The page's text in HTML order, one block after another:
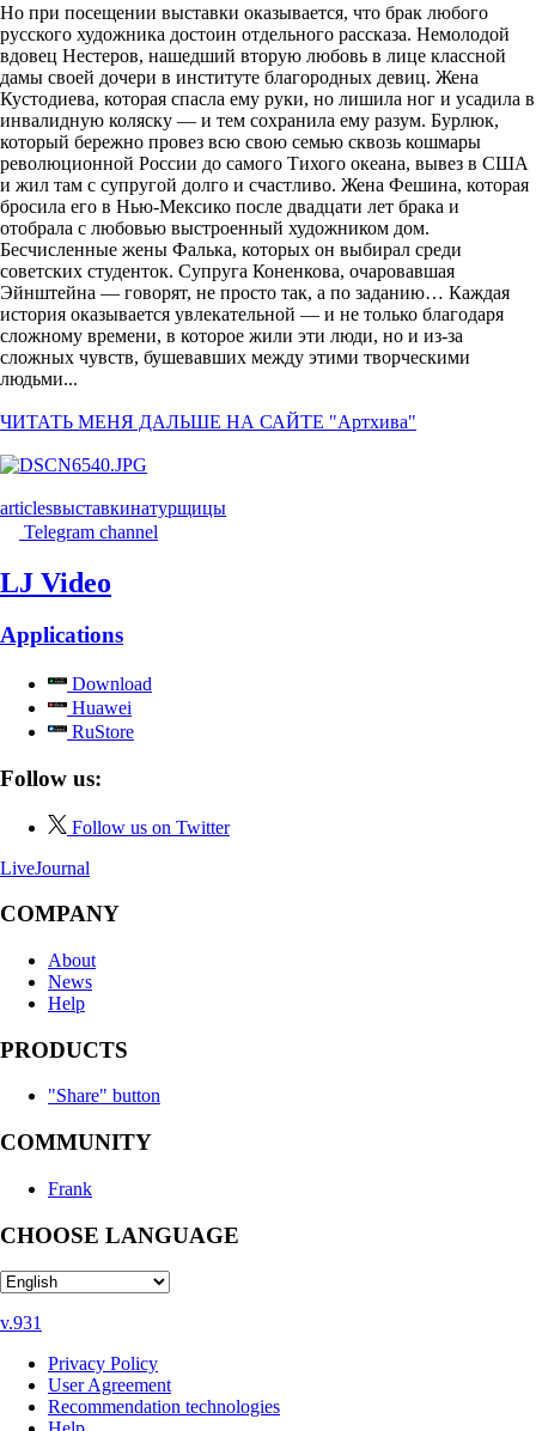
Но при посещении выставки оказывается, что брак любого
русского художника достоин отдельного рассказа. Немолодой
вдовец Нестеров, нашедший вторую любовь в лице классной
дамы своей дочери в институте благородных девиц. Жена
Кустодиева, которая спасла ему руки, но лишила ног и усадила в
инвалидную коляску — и тем сохранила ему разум. Бурлюк,
который бережно провез всю свою семью сквозь кошмары
революционной России до самого Тихого океана, вывез в США
и жил там с супругой долго и счастливо. Жена Фешина, которая
бросила его в Нью-Мексико после двадцати лет брака и
отобрала с любовью выстроенный художником дом.
Бесчисленные жены Фалька, которых он выбирал среди
советских студенток. Супруга Коненкова, очаровавшая
Эйнштейна — говорят, не просто так, а по заданию… Каждая
история оказывается увлекательной — и не только благодаря
сложному времени, в которое жили эти люди, но и из-за
сложных чувств, бушевавших между этими творческими
людьми...
ЧИТАТЬ МЕНЯ ДАЛЬШЕ НА САЙТЕ "Артхива"
articlesвыставкинатурщицы
Telegram channel
LJ Video
Applications
Download
Huawei
RuStore
Follow us:
Follow us on Twitter
LiveJournal
COMPANY
About
News
Help
PRODUCTS
"Share" button
COMMUNITY
Frank
CHOOSE LANGUAGE
v.931
Privacy Policy
User Agreement
Recommendation technologies